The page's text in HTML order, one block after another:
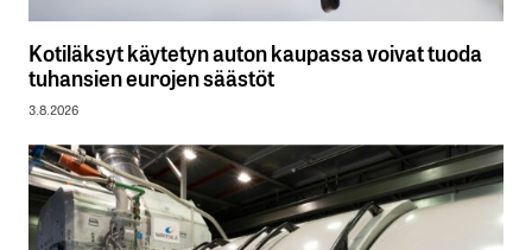
Kotiläksyt käytetyn auton kaupassa voivat tuoda
tuhansien eurojen säästöt
3.8.2026